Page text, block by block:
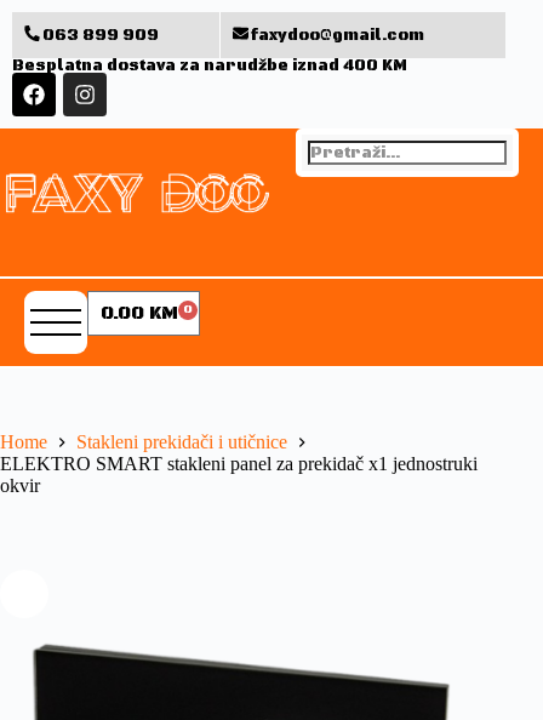
063 899 909
faxydoo@gmail.com
Besplatna dostava za narudžbe iznad 400 KM
0.00 KM 0
Home
Stakleni prekidači i utičnice
ELEKTRO SMART stakleni panel za prekidač x1 jednostruki
okvir